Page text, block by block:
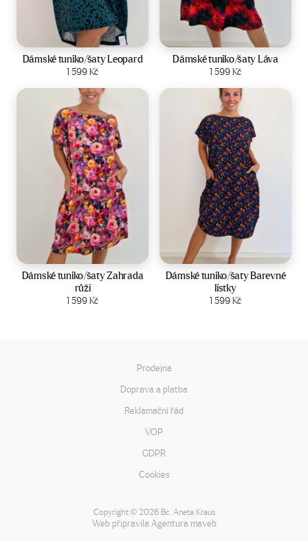
Velikost:44-50
Dámské tuniko/šaty Leopard
1 599Kč
Zobrazit produkt
Velikost: 44-50
Dámské tuniko/šaty Láva
1 599Kč
Zobrazit produkt
Velikost:44-50
Dámské tuniko/šaty Zahrada
růží
1 599Kč
Zobrazit produkt
Velikost:44-50
Dámské tuniko/šaty Barevné
lístky
1 599Kč
Zobrazit produkt
Prodejna
Doprava a platba
Reklamační řád
VOP
GDPR
Cookies
Copyright ©2026 Bc. Aneta Kraus
Web připravila Agentura maveb